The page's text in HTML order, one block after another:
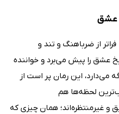
عشق
از ضرباهنگ و تند و
عشق را پیش می‌برد و خواننده
می‌دارد، این رمان پر است از
لحظه‌ها هم
و غیرمنتظره‌اند؛ همان چیزی که